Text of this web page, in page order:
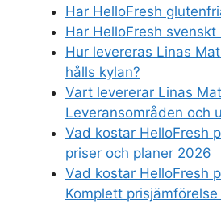
Har HelloFresh
Har HelloFresh svenskt
Hur levereras Linas
hålls kylan?
Vart levererar Linas
Leveransområden och
Vad kostar HelloFresh
priser och planer 2026
Vad kostar HelloFresh
Komplett